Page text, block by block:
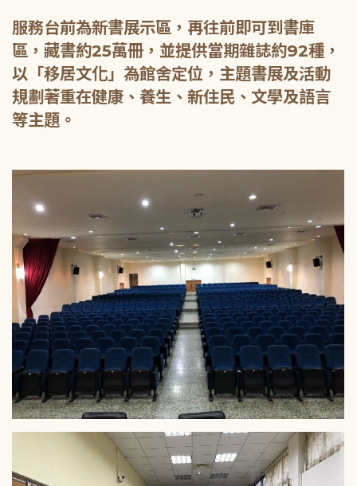
服務台前為新書展示區，再往前即可到書庫
區，藏書約25萬冊，並提供當期雜誌約92種，
以「移居文化」為館舍定位，主題書展及活動
規劃著重在健康、養生、新住民、文學及語言
等主題。